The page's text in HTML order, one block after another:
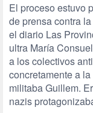
El proceso estuvo
de prensa contra
el diario Las
ultra María
a los colectivos
concretamente a la
militaba Guillem.
nazis